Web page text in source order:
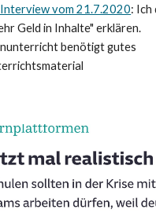
vom 21.7.2020:
Geld in Inhalte" erklären.
benötigt gutes